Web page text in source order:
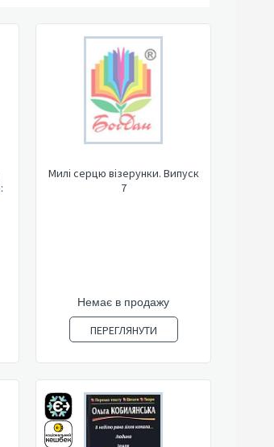
Милі серцю візерунки. Випуск
7
Немає в продажу
ПЕРЕГЛЯНУТИ